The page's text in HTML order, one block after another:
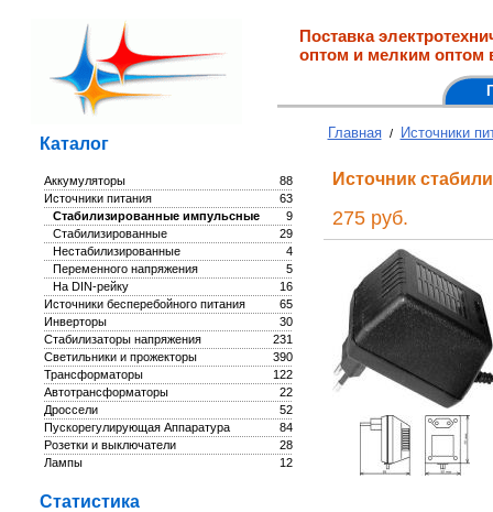
Поставка
оптом и мелким оптом
Каталог
88
Аккумуляторы
63
Источники питания
9
Стабилизированные импульсные
29
Стабилизированные
4
Нестабилизированные
5
Переменного напряжения
16
На DIN-рейку
65
Источники бесперебойного питания
30
Инверторы
231
Стабилизаторы напряжения
390
Светильники и прожекторы
122
Трансформаторы
22
Автотрансформаторы
52
Дроссели
84
Пускорегулирующая Аппаратура
28
Розетки и выключатели
12
Лампы
Статистика
Главная / Источники
Источник
275 руб.